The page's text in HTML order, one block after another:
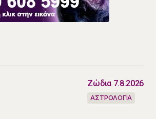
Ζώδια 7.8.2026
ΑΣΤΡΟΛΟΓΙΑ